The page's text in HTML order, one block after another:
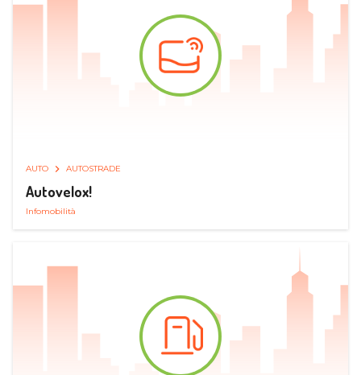
AUTO AUTOSTRADE
Autovelox!
Infomobilità